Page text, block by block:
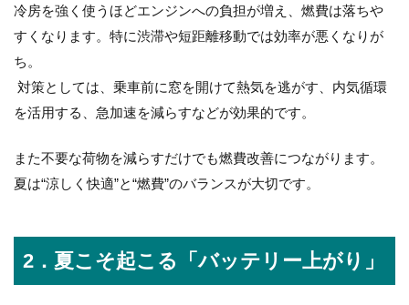
冷房を強く使うほどエンジンへの負担が増え、燃費は落ちや
すくなります。特に渋滞や短距離移動では効率が悪くなりが
ち。
対策としては、乗車前に窓を開けて熱気を逃がす、内気循環
を活用する、急加速を減らすなどが効果的です。
また不要な荷物を減らすだけでも燃費改善につながります。
夏は“涼しく快適”と“燃費”のバランスが大切です。
2．夏こそ起こる「バッテリー上がり」